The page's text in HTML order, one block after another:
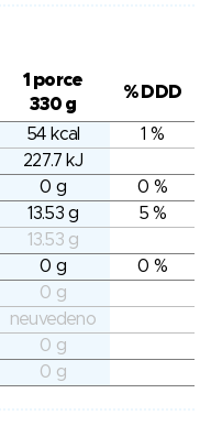
1 porce
330 g
% DDD
54 kcal
1 %
227.7 kJ
0 g
0 %
13.53 g
5 %
13.53 g
0 g
0 %
0 g
neuvedeno
0 g
0 g